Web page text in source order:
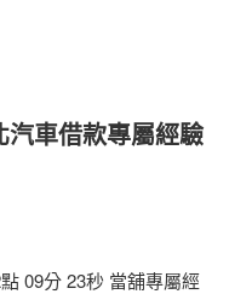
車借款專屬經驗
09分 23秒 當舖專屬經